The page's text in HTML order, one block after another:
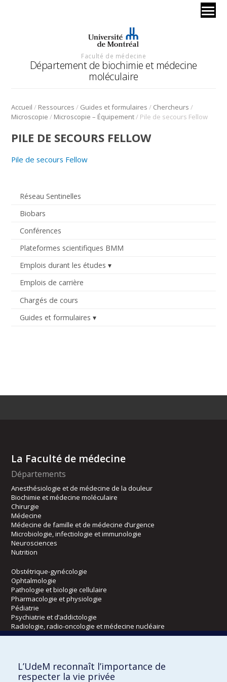
Faculté de médecine
Département de biochimie et médecine
moléculaire
Accueil / Ressources / Guides et formulaires / Chercheurs /
Microscopie / Microscopie – Équipement/ Pile de secours Fellow
Réseau Sentinelles
Biobars
Conférences
Plateformes scientifiques BMM
Emplois durant les études
Emplois de carrière
Chargés de cours
Guides et formulaires
PILE DE SECOURS FELLOW
Pile de secours Fellow
La Faculté de médecine
Départements
Anesthésiologie et de médecine de la douleur
Biochimie et médecine moléculaire
Chirurgie
Médecine
Médecine de famille et de médecine d’urgence
Microbiologie, infectiologie et immunologie
Neurosciences
Nutrition
Obstétrique-gynécologie
Ophtalmologie
Pathologie et biologie cellulaire
Pharmacologie et physiologie
Pédiatrie
Psychiatrie et d’addictologie
Radiologie, radio-oncologie et médecine nucléaire
Écoles
Kinésiologie et des sciences de l’activité physique
L’UdeM reconnaît l’importance de
respecter la vie privée